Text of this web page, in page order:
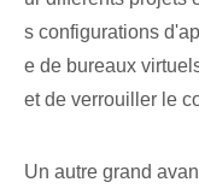
s configurations
e de bureaux
et de verrouiller le
Un autre grand